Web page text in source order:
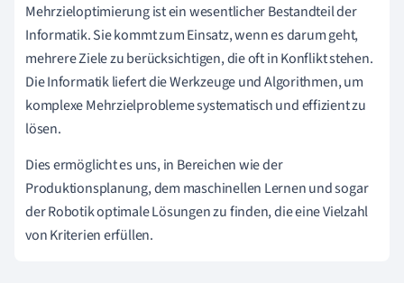
Mehrzieloptimierung ist ein wesentlicher Bestandteil der
Informatik. Sie kommt zum Einsatz, wenn es darum geht,
mehrere Ziele zu berücksichtigen, die oft in Konflikt stehen.
Die Informatik liefert die Werkzeuge und Algorithmen, um
komplexe Mehrzielprobleme systematisch und effizient zu
lösen.
Dies ermöglicht es uns, in Bereichen wie der
Produktionsplanung, dem maschinellen Lernen und sogar
der Robotik optimale Lösungen zu finden, die eine Vielzahl
von Kriterien erfüllen.